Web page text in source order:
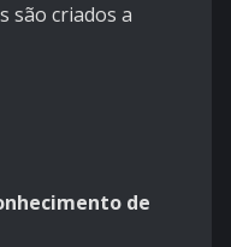
são criados a
de